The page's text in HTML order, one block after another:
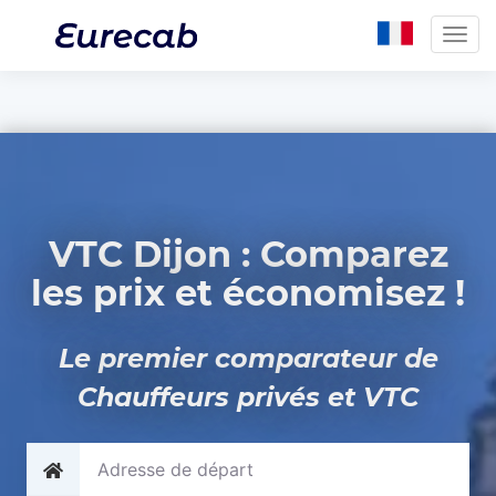
VTC Dijon : Comparez
les prix et économisez !
Le premier comparateur de
Chauffeurs privés et VTC